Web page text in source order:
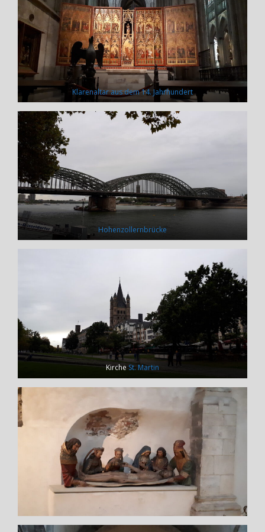
Klarenaltar aus dem 14. Jahrhundert
Hohenzollernbrücke
KircheSt. Martin